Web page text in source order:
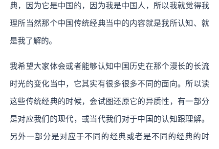
典，因为它是中国的，因为我是中国人，所以我就觉得我
理所当然那个中国传统经典当中的内容就是我所认知、就
是我了解的。
我希望大家体会或者能够认知中国历史在那个漫长的长流
时光的变化当中，它其实有很多很多不同的面向。所以读
这些传统经典的时候，会试图还原它的异质性，有一部分
是对应我们的现代，或当代我们对于中国的认知跟理解。
另外一部分是对应于不同的经典或者是不同的经典的时